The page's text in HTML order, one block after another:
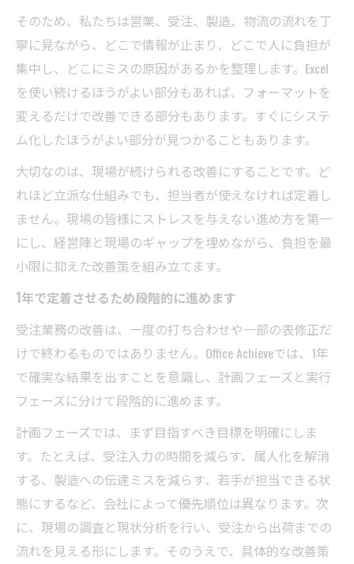
そのため、私たちは営業、受注、製造、物流の流れを丁
寧に見ながら、どこで情報が止まり、どこで人に負担が
集中し、どこにミスの原因があるかを整理します。Excel
を使い続けるほうがよい部分もあれば、フォーマットを
変えるだけで改善できる部分もあります。すぐにシステ
ム化したほうがよい部分が見つかることもあります。
大切なのは、現場が続けられる改善にすることです。ど
れほど立派な仕組みでも、担当者が使えなければ定着し
ません。現場の皆様にストレスを与えない進め方を第一
にし、経営陣と現場のギャップを埋めながら、負担を最
小限に抑えた改善策を組み立てます。
1年で定着させるため段階的に進めます
受注業務の改善は、一度の打ち合わせや一部の表修正だ
けで終わるものではありません。Office Achieveでは、1年
で確実な結果を出すことを意識し、計画フェーズと実行
フェーズに分けて段階的に進めます。
計画フェーズでは、まず目指すべき目標を明確にしま
す。たとえば、受注入力の時間を減らす、属人化を解消
する、製造への伝達ミスを減らす、若手が担当できる状
態にするなど、会社によって優先順位は異なります。次
に、現場の調査と現状分析を行い、受注から出荷までの
流れを見える形にします。そのうえで、具体的な改善策